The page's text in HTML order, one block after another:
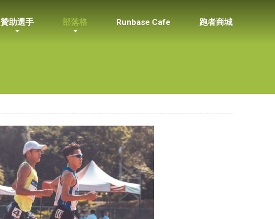
贊助選手 部落格 Runbase Cafe 跑者商城